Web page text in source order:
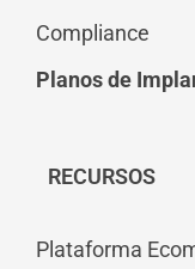
Compliance
Planos de
RECURSOS
Plataforma